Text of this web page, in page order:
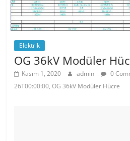
Elektrik
OG 36kV Modüler
Kasım 1, 2020 admin 0
26T00:00:00, OG 36kV Modüler Hücre